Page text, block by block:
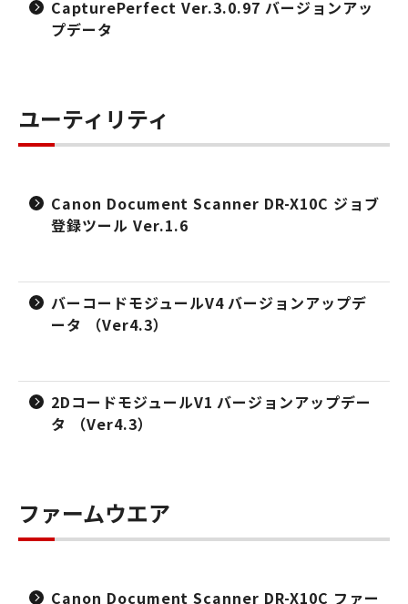
CapturePerfect Ver.3.0.97 バージョンアッ
プデータ
ユーティリティ
Canon Document Scanner DR-X10C ジョブ
登録ツール Ver.1.6
バーコードモジュールV4 バージョンアップデ
ータ （Ver4.3）
2DコードモジュールV1 バージョンアップデー
タ （Ver4.3）
ファームウエア
Canon Document Scanner DR-X10C ファー